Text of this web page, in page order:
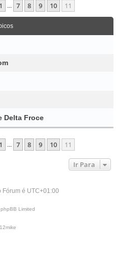
11De 11
Anterior
1 ... 7 8 9 10 11
Delta Froce
11De 11
Anterior
1 ... 7 8 9 10 11
Ir Para
Fórum é UTC+01:00
Limited